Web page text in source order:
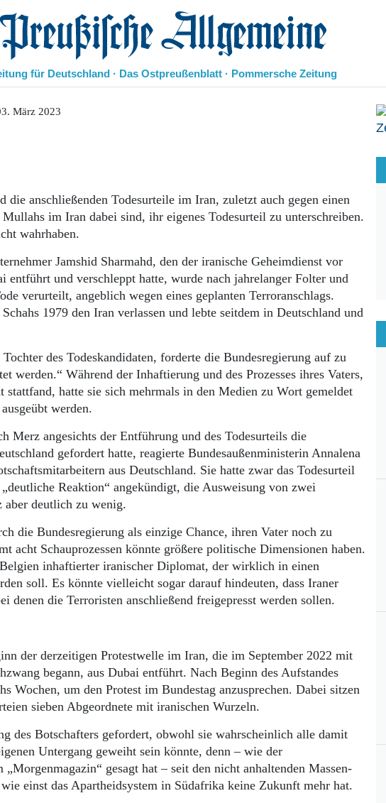
Allgemeine Zeitung
für Deutschland · Das Ostpreußenblatt · Pommersche Zeitung
Geschichte
Ostpreußen
Schlesien
Danzig und Westpreußen
Bücher
März 2023
die anschließenden Todesurteile im Iran, zuletzt auch gegen einen
im Iran dabei sind, ihr eigenes Todesurteil zu unterschreiben.
wahrhaben.
Jamshid Sharmahd, den der iranische Geheimdienst vor
entführt und verschleppt hatte, wurde nach jahrelanger Folter und
verurteilt, angeblich wegen eines geplanten Terroranschlags.
1979 den Iran verlassen und lebte seitdem in Deutschland und
des Todeskandidaten, forderte die Bundesregierung auf zu
werden.“ Während der Inhaftierung und des Prozesses ihres Vaters,
stattfand, hatte sie sich mehrmals in den Medien zu Wort gemeldet
werden.
Merz angesichts der Entführung und des Todesurteils die
gefordert hatte, reagierte Bundesaußenministerin Annalena
aus Deutschland. Sie hatte zwar das Todesurteil
Reaktion“ angekündigt, die Ausweisung von zwei
aber deutlich zu wenig.
die Bundesregierung als einzige Chance, ihren Vater noch zu
acht Schauprozessen könnte größere politische Dimensionen haben.
inhaftierter iranischer Diplomat, der wirklich in einen
soll. Es könnte vielleicht sogar darauf hindeuten, dass Iraner
denen die Terroristen anschließend freigepresst werden sollen.
der derzeitigen Protestwelle im Iran, die im September 2022 mit
begann, aus Dubai entführt. Nach Beginn des Aufstandes
Wochen, um den Protest im Bundestag anzusprechen. Dabei sitzen
sieben Abgeordnete mit iranischen Wurzeln.
des Botschafters gefordert, obwohl sie wahrscheinlich alle damit
Untergang geweiht sein könnte, denn – wie der
gesagt hat – seit den nicht anhaltenden Massen-
einst das Apartheidsystem in Südafrika keine Zukunft mehr hat.